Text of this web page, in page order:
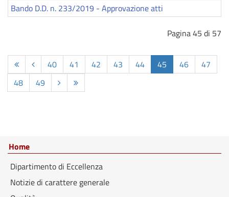
Bando D.D. n. 233/2019 - Approvazione atti
Pagina 45 di 57
40 41 42 43 44 45 46
47
48
49
Home
Dipartimento di Eccellenza
Notizie di carattere generale